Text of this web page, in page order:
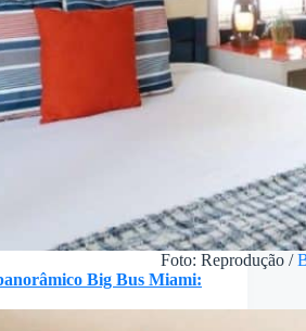
Foto: Reprodução /
Big Bus Miami: